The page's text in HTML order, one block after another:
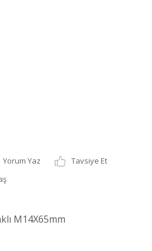
Yorum Yaz
Tavsiye Et
M14X65mm